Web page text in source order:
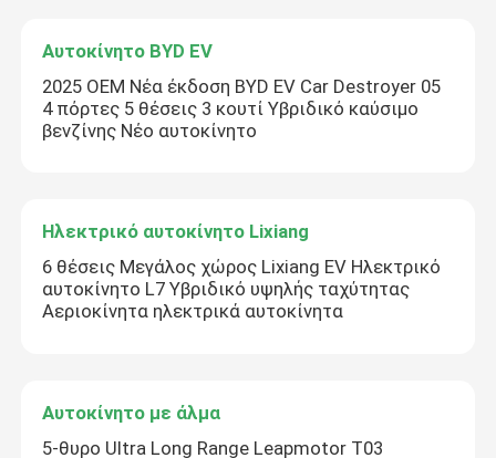
Αυτοκίνητο BYD EV
2025 OEM Νέα έκδοση BYD EV Car Destroyer 05
4 πόρτες 5 θέσεις 3 κουτί Υβριδικό καύσιμο
βενζίνης Νέο αυτοκίνητο
Ηλεκτρικό αυτοκίνητο Lixiang
6 θέσεις Μεγάλος χώρος Lixiang EV Ηλεκτρικό
αυτοκίνητο L7 Υβριδικό υψηλής ταχύτητας
Αεριοκίνητα ηλεκτρικά αυτοκίνητα
Αυτοκίνητο με άλμα
5-θυρο Ultra Long Range Leapmotor T03